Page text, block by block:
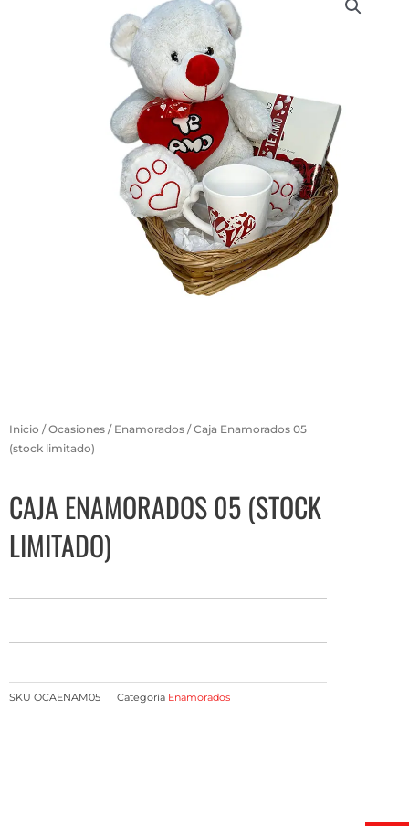
Inicio / Ocasiones / Enamorados / Caja Enamorados 05
(stock limitado)
CAJA ENAMORADOS 05 (STOCK
LIMITADO)
SKU OCAENAM05 Categoría Enamorados